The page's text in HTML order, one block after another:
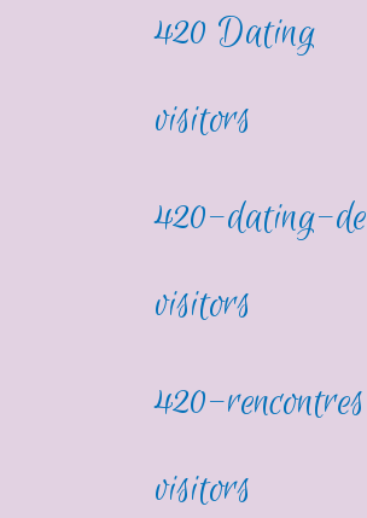
420 Dating
visitors
420-dating-de
visitors
420-rencontres
visitors